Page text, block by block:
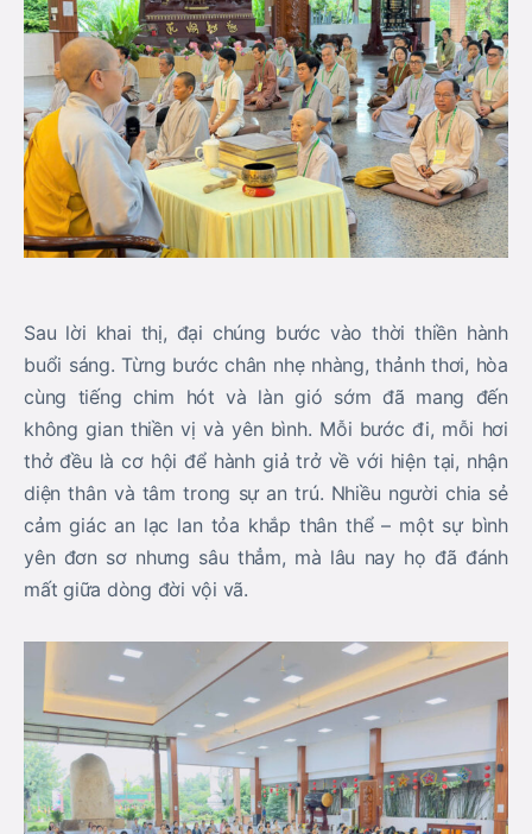
Sau lời khai thị, đại chúng bước vào thời thiền hành
buổi sáng. Từng bước chân nhẹ nhàng, thảnh thơi, hòa
cùng tiếng chim hót và làn gió sớm đã mang đến
không gian thiền vị và yên bình. Mỗi bước đi, mỗi hơi
thở đều là cơ hội để hành giả trở về với hiện tại, nhận
diện thân và tâm trong sự an trú. Nhiều người chia sẻ
cảm giác an lạc lan tỏa khắp thân thể – một sự bình
yên đơn sơ nhưng sâu thẳm, mà lâu nay họ đã đánh
mất giữa dòng đời vội vã.